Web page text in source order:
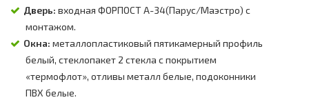
Дверь: входная ФОРПОСТ А-34(Парус/Маэстро) с
монтажом.
Окна: металлопластиковый пятикамерный профиль
белый, стеклопакет 2 стекла с покрытием
«термофлот», отливы металл белые, подоконники
ПВХ белые.